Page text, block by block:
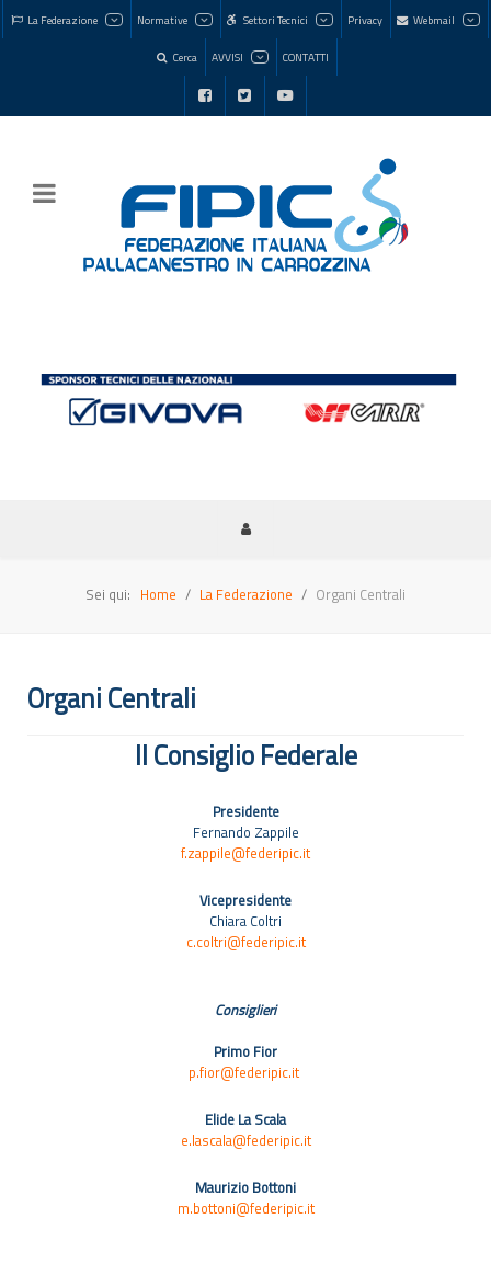
La Federazione Normative Settori Tecnici Privacy Webmail
Cerca AVVISI CONTATTI
Sei qui: Home La Federazione Organi Centrali
Organi Centrali
Il Consiglio Federale
Presidente
Fernando Zappile
f.zappile@federipic.it
Vicepresidente
Chiara Coltri
c.coltri@federipic.it
Consiglieri
Primo Fior
p.fior@federipic.it
Elide La Scala
e.lascala@federipic.it
Maurizio Bottoni
m.bottoni@federipic.it